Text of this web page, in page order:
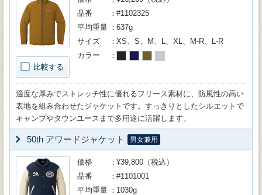
比較する
品番
#1102325
平均重量
637g
サイズ
XS、S、M、L、XL、M-R、L-R
カラー
適度な厚みでストレッチ性に優れるフリース素材に、防風性の高い
表地を組み合わせたジャケットです。すっきりとしたシルエットで
キャンプやタウンユースまで多用途に活躍します。
50th アワードジャケット 男女兼用
価格
¥39,800（税込）
品番
#1101001
平均重量
1030g